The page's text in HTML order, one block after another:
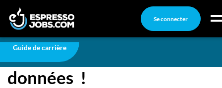
Se connecter
Connexion
Créez un compte
Guide de carrière
Carrière Son job : faire parler les données !
Son job : faire parler les
données !